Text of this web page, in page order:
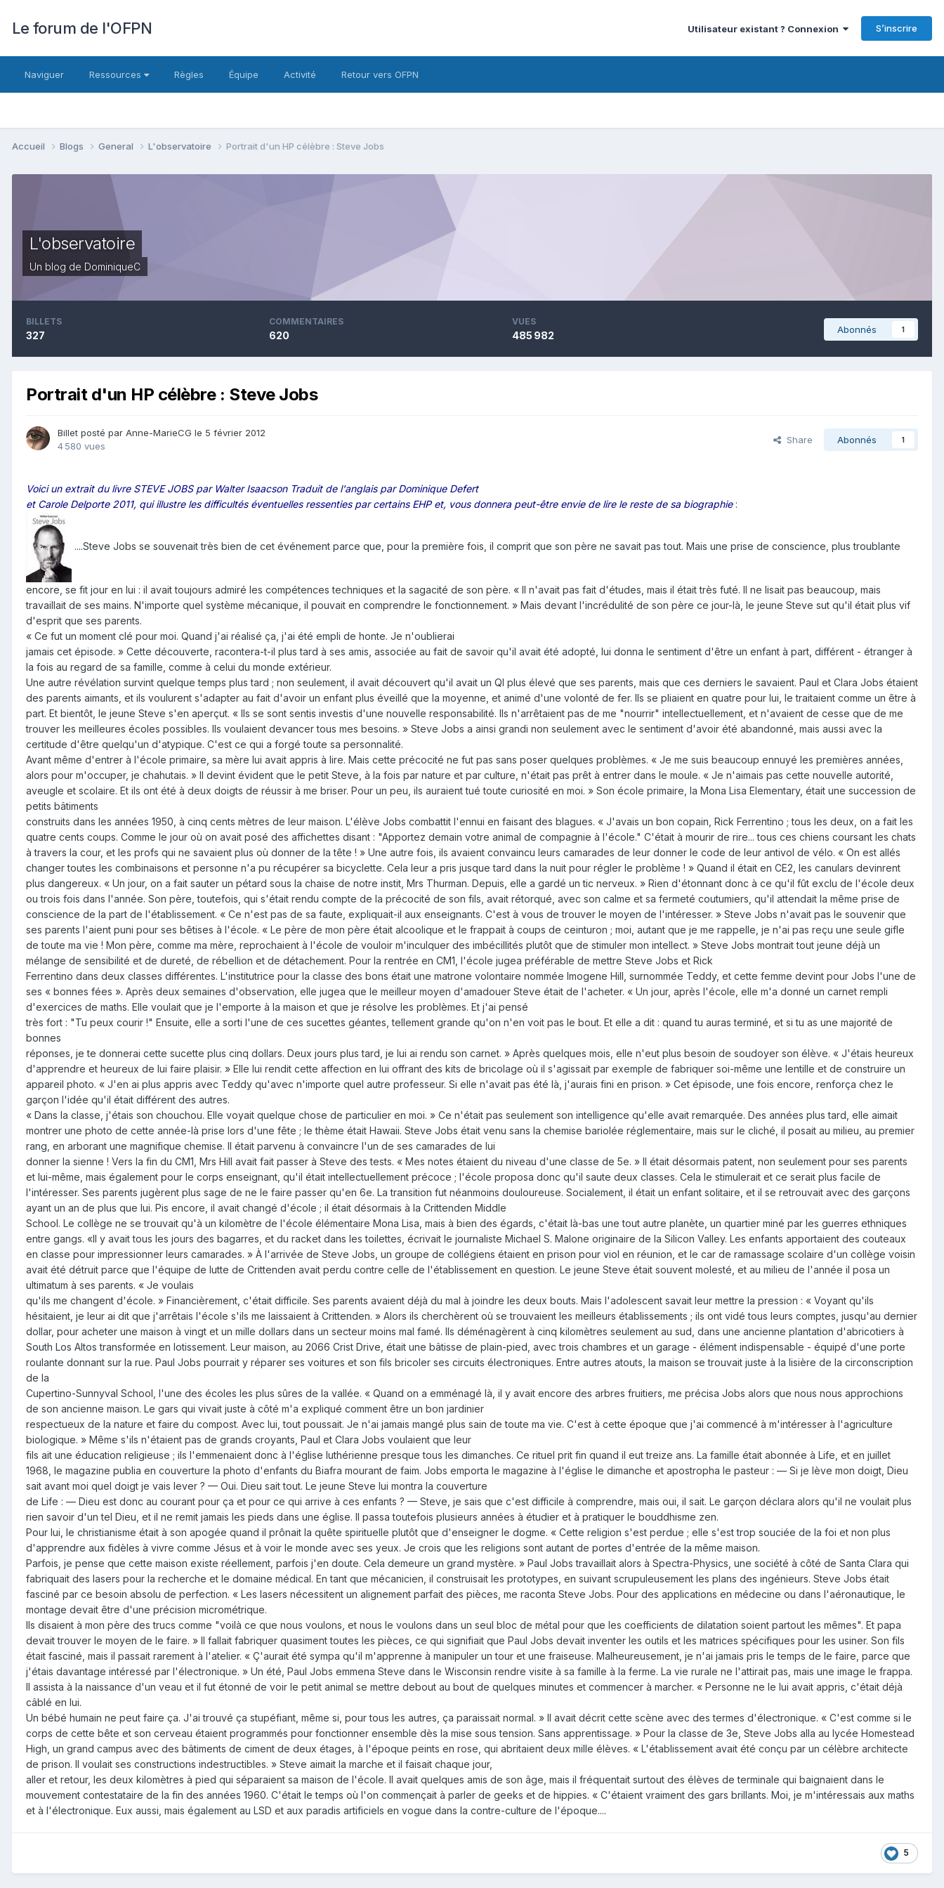
Le forum de l'OFPN Utilisateur existant ? Connexion S’inscrire
Naviguer Ressources Règles Équipe Activité Retour vers OFPN
Accueil Blogs General L'observatoire Portrait d'un HP célèbre : Steve Jobs
L'observatoire
Un blog de DominiqueC
Abonnés 1
BILLETS
327
COMMENTAIRES
620
VUES
485 982
Portrait d'un HP célèbre : Steve Jobs
Billet posté par Anne-MarieCG le 5 février 2012
4 580 vues
Share Abonnés 1
Voici un extrait du livre STEVE JOBS par Walter Isaacson Traduit de l'anglais par Dominique Defert
et Carole Delporte 2011, qui illustre les difficultés éventuelles ressenties par certains EHP et, vous donnera peut-être envie de lire le reste de sa biographie :
....Steve Jobs se souvenait très bien de cet événement parce que, pour la première fois, il comprit que son père ne savait pas tout. Mais une prise de conscience, plus troublante
encore, se fit jour en lui : il avait toujours admiré les compétences techniques et la sagacité de son père. « Il n'avait pas fait d'études, mais il était très futé. Il ne lisait pas beaucoup, mais
travaillait de ses mains. N'importe quel système mécanique, il pouvait en comprendre le fonctionnement. » Mais devant l'incrédulité de son père ce jour-là, le jeune Steve sut qu'il était plus vif
d'esprit que ses parents.
« Ce fut un moment clé pour moi. Quand j'ai réalisé ça, j'ai été empli de honte. Je n'oublierai
jamais cet épisode. » Cette découverte, racontera-t-il plus tard à ses amis, associée au fait de savoir qu'il avait été adopté, lui donna le sentiment d'être un enfant à part, différent - étranger à
la fois au regard de sa famille, comme à celui du monde extérieur.
Une autre révélation survint quelque temps plus tard ; non seulement, il avait découvert qu'il avait un QI plus élevé que ses parents, mais que ces derniers le savaient. Paul et Clara Jobs étaient
des parents aimants, et ils voulurent s'adapter au fait d'avoir un enfant plus éveillé que la moyenne, et animé d'une volonté de fer. Ils se pliaient en quatre pour lui, le traitaient comme un être à
part. Et bientôt, le jeune Steve s'en aperçut. « Ils se sont sentis investis d'une nouvelle responsabilité. Ils n'arrêtaient pas de me "nourrir" intellectuellement, et n'avaient de cesse que de me
trouver les meilleures écoles possibles. Ils voulaient devancer tous mes besoins. » Steve Jobs a ainsi grandi non seulement avec le sentiment d'avoir été abandonné, mais aussi avec la
certitude d'être quelqu'un d'atypique. C'est ce qui a forgé toute sa personnalité.
Avant même d'entrer à l'école primaire, sa mère lui avait appris à lire. Mais cette précocité ne fut pas sans poser quelques problèmes. « Je me suis beaucoup ennuyé les premières années,
alors pour m'occuper, je chahutais. » Il devint évident que le petit Steve, à la fois par nature et par culture, n'était pas prêt à entrer dans le moule. « Je n'aimais pas cette nouvelle autorité,
aveugle et scolaire. Et ils ont été à deux doigts de réussir à me briser. Pour un peu, ils auraient tué toute curiosité en moi. » Son école primaire, la Mona Lisa Elementary, était une succession de
petits bâtiments
construits dans les années 1950, à cinq cents mètres de leur maison. L'élève Jobs combattit l'ennui en faisant des blagues. « J'avais un bon copain, Rick Ferrentino ; tous les deux, on a fait les
quatre cents coups. Comme le jour où on avait posé des affichettes disant : "Apportez demain votre animal de compagnie à l'école." C'était à mourir de rire... tous ces chiens coursant les chats
à travers la cour, et les profs qui ne savaient plus où donner de la tête ! » Une autre fois, ils avaient convaincu leurs camarades de leur donner le code de leur antivol de vélo. « On est allés
changer toutes les combinaisons et personne n'a pu récupérer sa bicyclette. Cela leur a pris jusque tard dans la nuit pour régler le problème ! » Quand il était en CE2, les canulars devinrent
plus dangereux. « Un jour, on a fait sauter un pétard sous la chaise de notre instit, Mrs Thurman. Depuis, elle a gardé un tic nerveux. » Rien d'étonnant donc à ce qu'il fût exclu de l'école deux
ou trois fois dans l'année. Son père, toutefois, qui s'était rendu compte de la précocité de son fils, avait rétorqué, avec son calme et sa fermeté coutumiers, qu'il attendait la même prise de
conscience de la part de l'établissement. « Ce n'est pas de sa faute, expliquait-il aux enseignants. C'est à vous de trouver le moyen de l'intéresser. » Steve Jobs n'avait pas le souvenir que
ses parents l'aient puni pour ses bêtises à l'école. « Le père de mon père était alcoolique et le frappait à coups de ceinturon ; moi, autant que je me rappelle, je n'ai pas reçu une seule gifle
de toute ma vie ! Mon père, comme ma mère, reprochaient à l'école de vouloir m'inculquer des imbécillités plutôt que de stimuler mon intellect. » Steve Jobs montrait tout jeune déjà un
mélange de sensibilité et de dureté, de rébellion et de détachement. Pour la rentrée en CM1, l'école jugea préférable de mettre Steve Jobs et Rick
Ferrentino dans deux classes différentes. L'institutrice pour la classe des bons était une matrone volontaire nommée Imogene Hill, surnommée Teddy, et cette femme devint pour Jobs l'une de
ses « bonnes fées ». Après deux semaines d'observation, elle jugea que le meilleur moyen d'amadouer Steve était de l'acheter. « Un jour, après l'école, elle m'a donné un carnet rempli
d'exercices de maths. Elle voulait que je l'emporte à la maison et que je résolve les problèmes. Et j'ai pensé
très fort : "Tu peux courir !" Ensuite, elle a sorti l'une de ces sucettes géantes, tellement grande qu'on n'en voit pas le bout. Et elle a dit : quand tu auras terminé, et si tu as une majorité de
bonnes
réponses, je te donnerai cette sucette plus cinq dollars. Deux jours plus tard, je lui ai rendu son carnet. » Après quelques mois, elle n'eut plus besoin de soudoyer son élève. « J'étais heureux
d'apprendre et heureux de lui faire plaisir. » Elle lui rendit cette affection en lui offrant des kits de bricolage où il s'agissait par exemple de fabriquer soi-même une lentille et de construire un
appareil photo. « J'en ai plus appris avec Teddy qu'avec n'importe quel autre professeur. Si elle n'avait pas été là, j'aurais fini en prison. » Cet épisode, une fois encore, renforça chez le
garçon l'idée qu'il était différent des autres.
« Dans la classe, j'étais son chouchou. Elle voyait quelque chose de particulier en moi. » Ce n'était pas seulement son intelligence qu'elle avait remarquée. Des années plus tard, elle aimait
montrer une photo de cette année-là prise lors d'une fête ; le thème était Hawaii. Steve Jobs était venu sans la chemise bariolée réglementaire, mais sur le cliché, il posait au milieu, au premier
rang, en arborant une magnifique chemise. Il était parvenu à convaincre l'un de ses camarades de lui
donner la sienne ! Vers la fin du CM1, Mrs Hill avait fait passer à Steve des tests. « Mes notes étaient du niveau d'une classe de 5e. » Il était désormais patent, non seulement pour ses parents
et lui-même, mais également pour le corps enseignant, qu'il était intellectuellement précoce ; l'école proposa donc qu'il saute deux classes. Cela le stimulerait et ce serait plus facile de
l'intéresser. Ses parents jugèrent plus sage de ne le faire passer qu'en 6e. La transition fut néanmoins douloureuse. Socialement, il était un enfant solitaire, et il se retrouvait avec des garçons
ayant un an de plus que lui. Pis encore, il avait changé d'école ; il était désormais à la Crittenden Middle
School. Le collège ne se trouvait qu'à un kilomètre de l'école élémentaire Mona Lisa, mais à bien des égards, c'était là-bas une tout autre planète, un quartier miné par les guerres ethniques
entre gangs. «Il y avait tous les jours des bagarres, et du racket dans les toilettes, écrivait le journaliste Michael S. Malone originaire de la Silicon Valley. Les enfants apportaient des couteaux
en classe pour impressionner leurs camarades. » À l'arrivée de Steve Jobs, un groupe de collégiens étaient en prison pour viol en réunion, et le car de ramassage scolaire d'un collège voisin
avait été détruit parce que l'équipe de lutte de Crittenden avait perdu contre celle de l'établissement en question. Le jeune Steve était souvent molesté, et au milieu de l'année il posa un
ultimatum à ses parents. « Je voulais
qu'ils me changent d'école. » Financièrement, c'était difficile. Ses parents avaient déjà du mal à joindre les deux bouts. Mais l'adolescent savait leur mettre la pression : « Voyant qu'ils
hésitaient, je leur ai dit que j'arrêtais l'école s'ils me laissaient à Crittenden. » Alors ils cherchèrent où se trouvaient les meilleurs établissements ; ils ont vidé tous leurs comptes, jusqu'au dernier
dollar, pour acheter une maison à vingt et un mille dollars dans un secteur moins mal famé. Ils déménagèrent à cinq kilomètres seulement au sud, dans une ancienne plantation d'abricotiers à
South Los Altos transformée en lotissement. Leur maison, au 2066 Crist Drive, était une bâtisse de plain-pied, avec trois chambres et un garage - élément indispensable - équipé d'une porte
roulante donnant sur la rue. Paul Jobs pourrait y réparer ses voitures et son fils bricoler ses circuits électroniques. Entre autres atouts, la maison se trouvait juste à la lisière de la circonscription
de la
Cupertino-Sunnyval School, l'une des écoles les plus sûres de la vallée. « Quand on a emménagé là, il y avait encore des arbres fruitiers, me précisa Jobs alors que nous nous approchions
de son ancienne maison. Le gars qui vivait juste à côté m'a expliqué comment être un bon jardinier
respectueux de la nature et faire du compost. Avec lui, tout poussait. Je n'ai jamais mangé plus sain de toute ma vie. C'est à cette époque que j'ai commencé à m'intéresser à l'agriculture
biologique. » Même s'ils n'étaient pas de grands croyants, Paul et Clara Jobs voulaient que leur
fils ait une éducation religieuse ; ils l'emmenaient donc à l'église luthérienne presque tous les dimanches. Ce rituel prit fin quand il eut treize ans. La famille était abonnée à Life, et en juillet
1968, le magazine publia en couverture la photo d'enfants du Biafra mourant de faim. Jobs emporta le magazine à l'église le dimanche et apostropha le pasteur : — Si je lève mon doigt, Dieu
sait avant moi quel doigt je vais lever ? — Oui. Dieu sait tout. Le jeune Steve lui montra la couverture
de Life : — Dieu est donc au courant pour ça et pour ce qui arrive à ces enfants ? — Steve, je sais que c'est difficile à comprendre, mais oui, il sait. Le garçon déclara alors qu'il ne voulait plus
rien savoir d'un tel Dieu, et il ne remit jamais les pieds dans une église. Il passa toutefois plusieurs années à étudier et à pratiquer le bouddhisme zen.
Pour lui, le christianisme était à son apogée quand il prônait la quête spirituelle plutôt que d'enseigner le dogme. « Cette religion s'est perdue ; elle s'est trop souciée de la foi et non plus
d'apprendre aux fidèles à vivre comme Jésus et à voir le monde avec ses yeux. Je crois que les religions sont autant de portes d'entrée de la même maison.
Parfois, je pense que cette maison existe réellement, parfois j'en doute. Cela demeure un grand mystère. » Paul Jobs travaillait alors à Spectra-Physics, une société à côté de Santa Clara qui
fabriquait des lasers pour la recherche et le domaine médical. En tant que mécanicien, il construisait les prototypes, en suivant scrupuleusement les plans des ingénieurs. Steve Jobs était
fasciné par ce besoin absolu de perfection. « Les lasers nécessitent un alignement parfait des pièces, me raconta Steve Jobs. Pour des applications en médecine ou dans l'aéronautique, le
montage devait être d'une précision micrométrique.
Ils disaient à mon père des trucs comme "voilà ce que nous voulons, et nous le voulons dans un seul bloc de métal pour que les coefficients de dilatation soient partout les mêmes". Et papa
devait trouver le moyen de le faire. » Il fallait fabriquer quasiment toutes les pièces, ce qui signifiait que Paul Jobs devait inventer les outils et les matrices spécifiques pour les usiner. Son fils
était fasciné, mais il passait rarement à l'atelier. « Ç'aurait été sympa qu'il m'apprenne à manipuler un tour et une fraiseuse. Malheureusement, je n'ai jamais pris le temps de le faire, parce que
j'étais davantage intéressé par l'électronique. » Un été, Paul Jobs emmena Steve dans le Wisconsin rendre visite à sa famille à la ferme. La vie rurale ne l'attirait pas, mais une image le frappa.
Il assista à la naissance d'un veau et il fut étonné de voir le petit animal se mettre debout au bout de quelques minutes et commencer à marcher. « Personne ne le lui avait appris, c'était déjà
câblé en lui.
Un bébé humain ne peut faire ça. J'ai trouvé ça stupéfiant, même si, pour tous les autres, ça paraissait normal. » Il avait décrit cette scène avec des termes d'électronique. « C'est comme si le
corps de cette bête et son cerveau étaient programmés pour fonctionner ensemble dès la mise sous tension. Sans apprentissage. » Pour la classe de 3e, Steve Jobs alla au lycée Homestead
High, un grand campus avec des bâtiments de ciment de deux étages, à l'époque peints en rose, qui abritaient deux mille élèves. « L'établissement avait été conçu par un célèbre architecte
de prison. Il voulait ses constructions indestructibles. » Steve aimait la marche et il faisait chaque jour,
aller et retour, les deux kilomètres à pied qui séparaient sa maison de l'école. Il avait quelques amis de son âge, mais il fréquentait surtout des élèves de terminale qui baignaient dans le
mouvement contestataire de la fin des années 1960. C'était le temps où l'on commençait à parler de geeks et de hippies. « C'étaient vraiment des gars brillants. Moi, je m'intéressais aux maths
et à l'électronique. Eux aussi, mais également au LSD et aux paradis artificiels en vogue dans la contre-culture de l'époque....
5